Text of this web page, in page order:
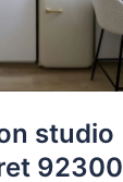
studio
92300